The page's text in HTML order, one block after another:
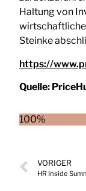
Haltung von
Steinke
https://
Quelle:
100%
VORIGER